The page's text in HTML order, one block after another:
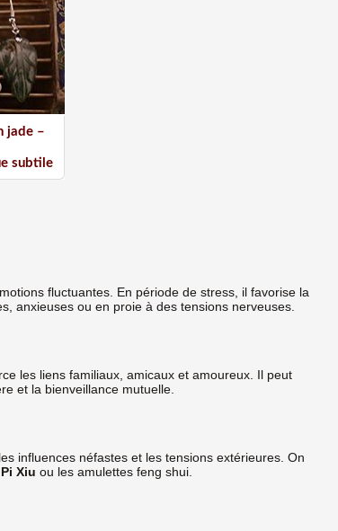
jade –
subtile
fluctuantes. En période de stress, il favorise la
anxieuses ou en proie à des tensions nerveuses.
les liens familiaux, amicaux et amoureux. Il peut
et la bienveillance mutuelle.
influences néfastes et les tensions extérieures. On
Xiu ou les amulettes feng shui.